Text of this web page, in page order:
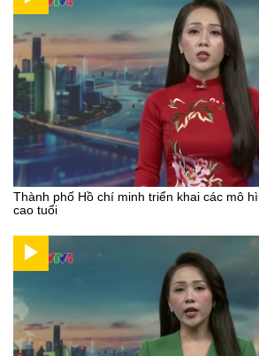
Thành phố Hồ chí minh triển khai các mô
cao tuổi